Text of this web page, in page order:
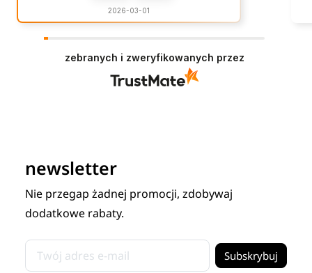
2026-03-01
zebranych i zweryfikowanych przez
newsletter
Nie przegap żadnej promocji, zdobywaj
dodatkowe rabaty.